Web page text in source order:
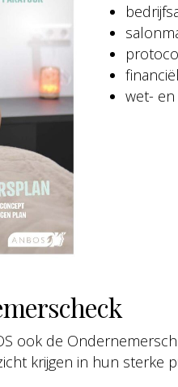
wet- en
ook de
krijgen in hun sterke